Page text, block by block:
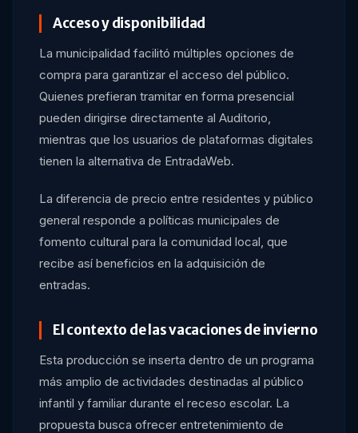
Acceso y disponibilidad
La municipalidad facilitó múltiples opciones de
compra para garantizar el acceso del público.
Quienes prefieran tramitar en forma presencial
pueden dirigirse directamente al Auditorio,
mientras que los usuarios de plataformas digitales
tienen la alternativa de EntradaWeb.
La diferencia de precio entre residentes y público
general responde a políticas municipales de
fomento cultural para la comunidad local, que
recibe así beneficios en la adquisición de
entradas.
El contexto de las vacaciones de invierno
Esta producción se inserta dentro de un programa
más amplio de actividades destinadas al público
infantil y familiar durante el receso escolar. La
propuesta busca ofrecer entretenimiento de